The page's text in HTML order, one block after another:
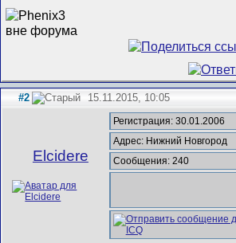
#2 15.11.2015, 10:05
Elcidere
Регистрация: 30.01.2006
Адрес: Нижний Новгород
Сообщения: 240